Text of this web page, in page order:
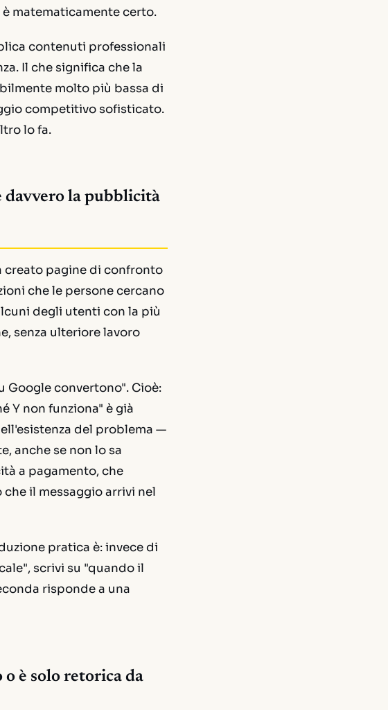
matematicamente certo.
contenuti professionali
Il che significa che la
molto più bassa di
competitivo sofisticato.
lo fa.
la pubblicità
creato pagine di confronto
che le persone cercano
degli utenti con la più
senza ulteriore lavoro
Google convertono". Cioè:
Y non funziona" è già
del problema —
anche se non lo sa
a pagamento, che
il messaggio arrivi nel
pratica è: invece di
scrivi su "quando il
risponde a una
o è solo retorica da